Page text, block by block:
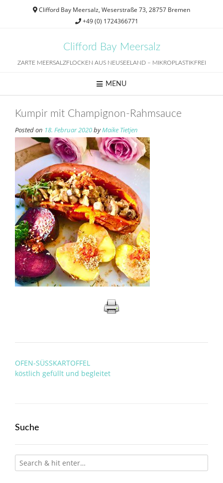
Clifford Bay Meersalz, Weserstraße 73, 28757 Bremen
+49 (0) 1724366771
Clifford Bay Meersalz
ZARTE MEERSALZFLOCKEN AUS NEUSEELAND – MIKROPLASTIKFREI
MENU
Kumpir mit Champignon-Rahmsauce
Posted on 18. Februar 2020byMaike Tietjen
Post
navigation
OFEN-SÜSSKARTOFFEL
köstlich gefüllt und begleitet
Suche